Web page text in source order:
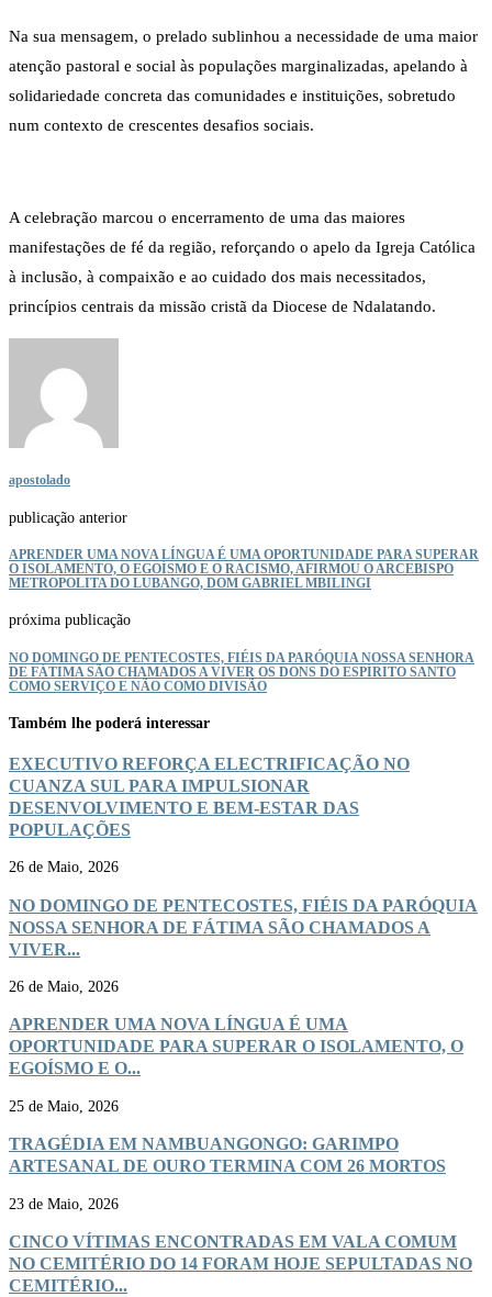
Na sua mensagem, o prelado sublinhou a necessidade de uma maior
atenção pastoral e social às populações marginalizadas, apelando à
solidariedade concreta das comunidades e instituições, sobretudo
num contexto de crescentes desafios sociais.
A celebração marcou o encerramento de uma das maiores
manifestações de fé da região, reforçando o apelo da Igreja Católica
à inclusão, à compaixão e ao cuidado dos mais necessitados,
princípios centrais da missão cristã da Diocese de Ndalatando.
apostolado
publicação anterior
APRENDER UMA NOVA LÍNGUA É UMA OPORTUNIDADE PARA SUPERAR
O ISOLAMENTO, O EGOÍSMO E O RACISMO, AFIRMOU O ARCEBISPO
METROPOLITA DO LUBANGO, DOM GABRIEL MBILINGI
próxima publicação
NO DOMINGO DE PENTECOSTES, FIÉIS DA PARÓQUIA NOSSA SENHORA
DE FÁTIMA SÃO CHAMADOS A VIVER OS DONS DO ESPÍRITO SANTO
COMO SERVIÇO E NÃO COMO DIVISÃO
Também lhe poderá interessar
EXECUTIVO REFORÇA ELECTRIFICAÇÃO NO
CUANZA SUL PARA IMPULSIONAR
DESENVOLVIMENTO E BEM-ESTAR DAS
POPULAÇÕES
26 de Maio, 2026
NO DOMINGO DE PENTECOSTES, FIÉIS DA PARÓQUIA
NOSSA SENHORA DE FÁTIMA SÃO CHAMADOS A
VIVER...
26 de Maio, 2026
APRENDER UMA NOVA LÍNGUA É UMA
OPORTUNIDADE PARA SUPERAR O ISOLAMENTO, O
EGOÍSMO E O...
25 de Maio, 2026
TRAGÉDIA EM NAMBUANGONGO: GARIMPO
ARTESANAL DE OURO TERMINA COM 26 MORTOS
23 de Maio, 2026
CINCO VÍTIMAS ENCONTRADAS EM VALA COMUM
NO CEMITÉRIO DO 14 FORAM HOJE SEPULTADAS NO
CEMITÉRIO...